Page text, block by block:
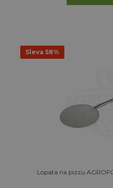
Sleva 58%
Lopata na pizzu